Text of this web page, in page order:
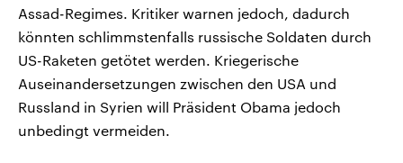
Assad-Regimes. Kritiker warnen jedoch, dadurch
könnten schlimmstenfalls russische Soldaten durch
US-Raketen getötet werden. Kriegerische
Auseinandersetzungen zwischen den USA und
Russland in Syrien will Präsident Obama jedoch
unbedingt vermeiden.